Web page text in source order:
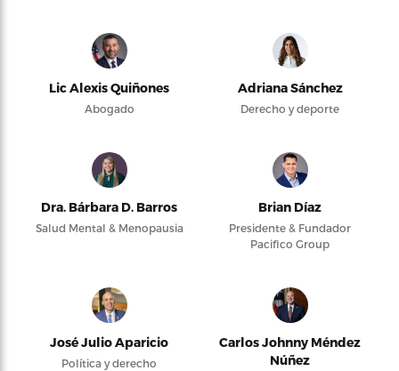
Lic Alexis Quiñones
Abogado
Adriana Sánchez
Derecho y deporte
Dra. Bárbara D. Barros
Salud Mental & Menopausia
Brian Díaz
Presidente & Fundador
Pacifico Group
José Julio Aparicio
Política y derecho
Carlos Johnny Méndez
Núñez